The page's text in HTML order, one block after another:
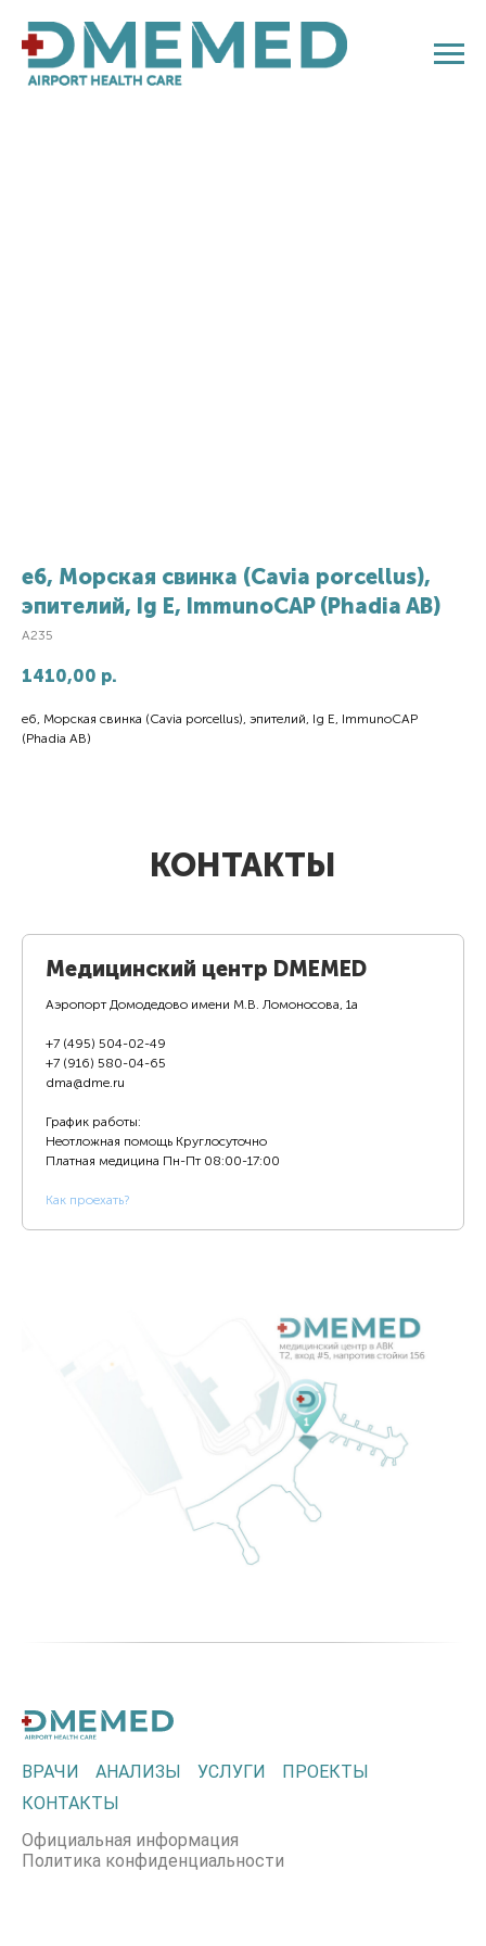
e6, Морская свинка (Cavia porcellus),
эпителий, Ig E, ImmunoCAP (Phadia AB)
A235
1410,00 р.
e6, Морская свинка (Cavia porcellus), эпителий, Ig E, ImmunoCAP
(Phadia AB)
КОНТАКТЫ
Медицинский центр DMEMED
Аэропорт Домодедово имени М.В. Ломоносова, 1а
+7 (495) 504-02-49
+7 (916) 580-04-65
dma@dme.ru
График работы:
Неотложная помощь Круглосуточно
Платная медицина Пн-Пт 08:00-17:00
Как проехать?
ВРАЧИ АНАЛИЗЫ УСЛУГИ
ПРОЕКТЫ
КОНТАКТЫ
Официальная информация
Политика конфиденциальности